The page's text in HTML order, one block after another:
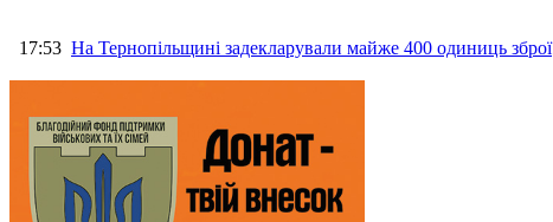
17:53 На Тернопільщині задекларували майже 400 одиниць зброї